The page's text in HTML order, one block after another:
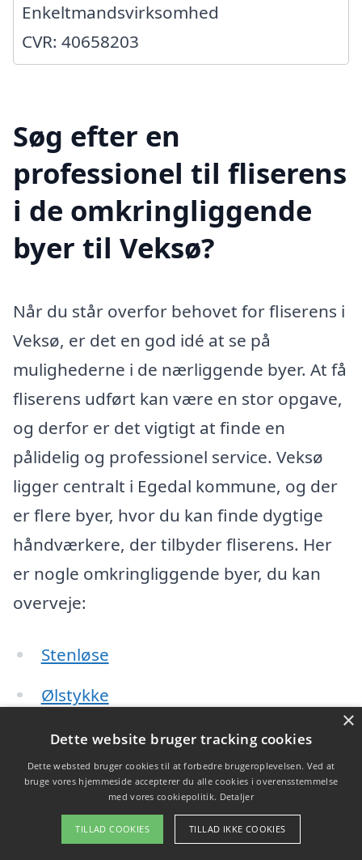
Enkeltmandsvirksomhed
CVR: 40658203
Søg efter en
professionel til fliserens
i de omkringliggende
byer til Veksø?
Når du står overfor behovet for fliserens i
Veksø, er det en god idé at se på
mulighederne i de nærliggende byer. At få
fliserens udført kan være en stor opgave,
og derfor er det vigtigt at finde en
pålidelig og professionel service. Veksø
ligger centralt i Egedal kommune, og der
er flere byer, hvor du kan finde dygtige
håndværkere, der tilbyder fliserens. Her
er nogle omkringliggende byer, du kan
overveje:
Stenløse
Ølstykke
Ballerup
Hanebjerg
Tureby
×
Dette website bruger tracking cookies
Dette websted bruger cookies til at forbedre brugeroplevelsen. Ved at
bruge vores hjemmeside accepterer du alle cookies i overensstemmelse
med vores cookiepolitik. Detaljer
TILLAD COOKIES TILLAD IKKE COOKIES